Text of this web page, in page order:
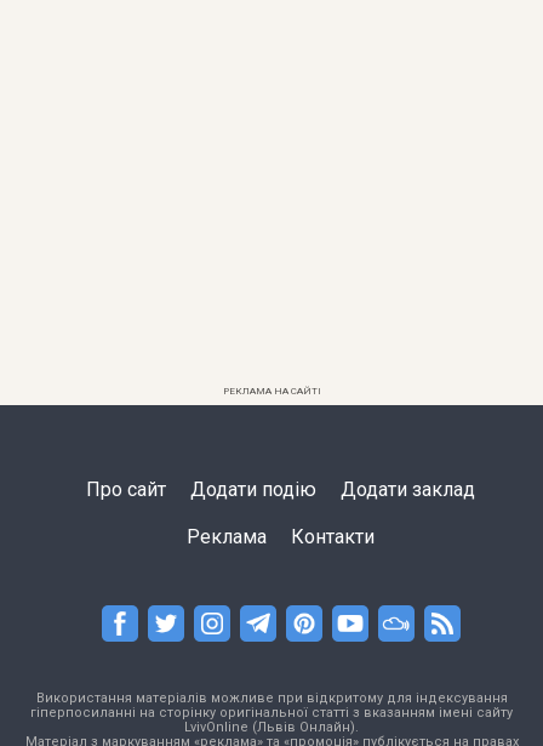
РЕКЛАМА НА САЙТІ
Про сайт Додати подію Додати заклад
Реклама Контакти
Використання матеріалів можливе при відкритому для індексування
гіперпосиланні на сторінку оригінальної статті з вказанням імені сайту
LvivOnline (Львів Онлайн).
Матеріал з маркуванням «реклама» та «промоція» публікується на правах